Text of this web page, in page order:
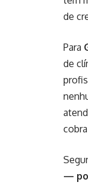
de
Para
de
—